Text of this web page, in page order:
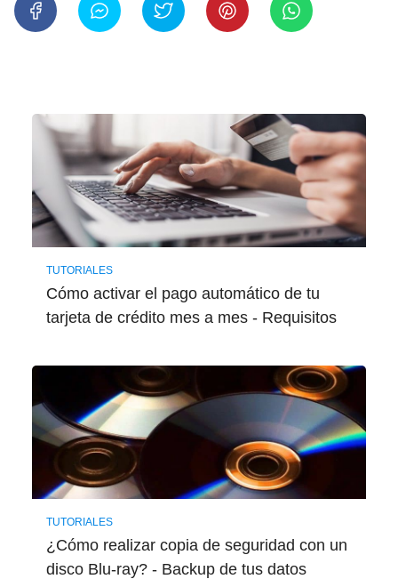
TUTORIALES
Cómo activar el pago automático de tu
tarjeta de crédito mes a mes - Requisitos
TUTORIALES
¿Cómo realizar copia de seguridad con un
disco Blu-ray? - Backup de tus datos